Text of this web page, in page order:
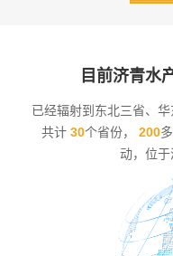
目前济青水
已经辐射到东北三省、
共计 30个省份， 200
动，位于